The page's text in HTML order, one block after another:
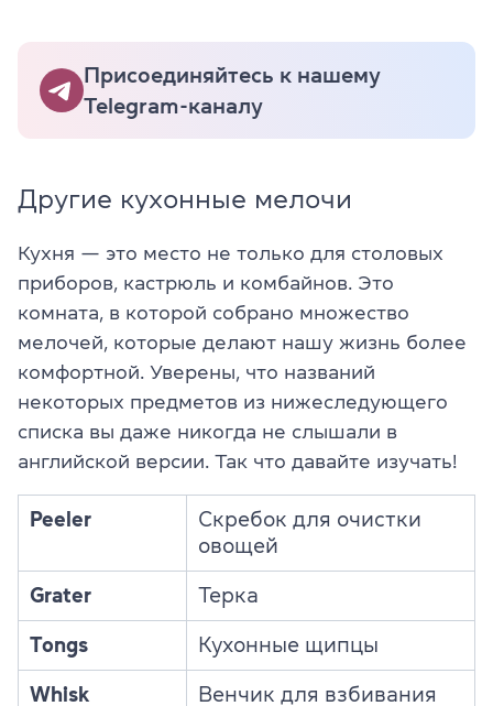
Присоединяйтесь к нашему
Telegram-каналу
Другие кухонные мелочи
Кухня — это место не только для столовых
приборов, кастрюль и комбайнов. Это
комната, в которой собрано множество
мелочей, которые делают нашу жизнь более
комфортной. Уверены, что названий
некоторых предметов из нижеследующего
списка вы даже никогда не слышали в
английской версии. Так что давайте изучать!
Peeler
Скребок для очистки
овощей
Grater Терка
Tongs Кухонные щипцы
Whisk Венчик для взбивания